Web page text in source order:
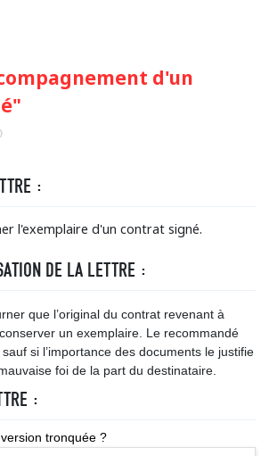
d'un
)
:
l'exemplaire d'un contrat signé.
DE LA LETTRE :
que l’original du contrat revenant à
conserver un exemplaire. Le recommandé
si l’importance des documents le justifie
foi de la part du destinataire.
:
tronquée ?